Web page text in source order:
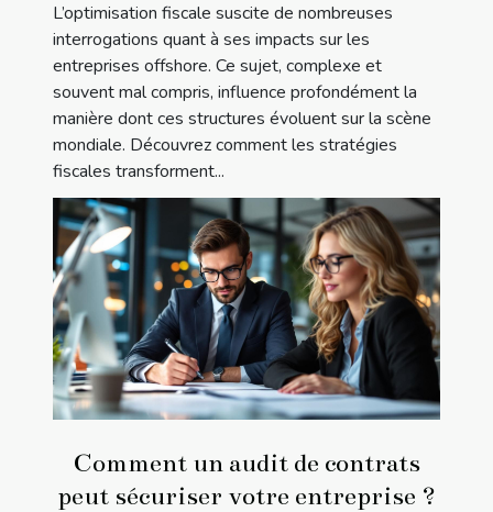
L’optimisation fiscale suscite de nombreuses
interrogations quant à ses impacts sur les
entreprises offshore. Ce sujet, complexe et
souvent mal compris, influence profondément la
manière dont ces structures évoluent sur la scène
mondiale. Découvrez comment les stratégies
fiscales transforment...
Comment un audit de contrats
peut sécuriser votre entreprise ?